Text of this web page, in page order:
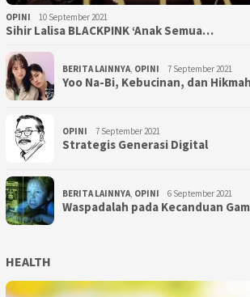
OPINI 10 September 2021
Sihir Lalisa BLACKPINK ‘Anak Semua…
BERITA LAINNYA, OPINI 7 September 2021
Yoo Na-Bi, Kebucinan, dan
OPINI 7 September 2021
Strategis Generasi Digital
BERITA LAINNYA, OPINI 6 September 2021
Waspadalah pada Kecanduan
HEALTH